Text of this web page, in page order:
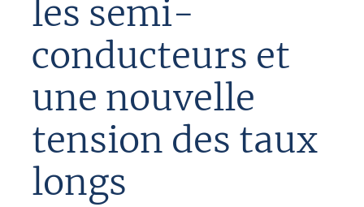
les semi-
conducteurs et
une nouvelle
tension des taux
longs